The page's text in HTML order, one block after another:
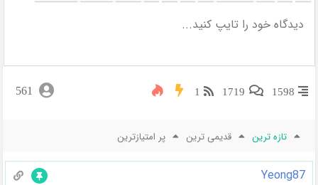
1598
1719
1
561
تازه ترین قدیمی ترین پر امتیازترین
Yeong87